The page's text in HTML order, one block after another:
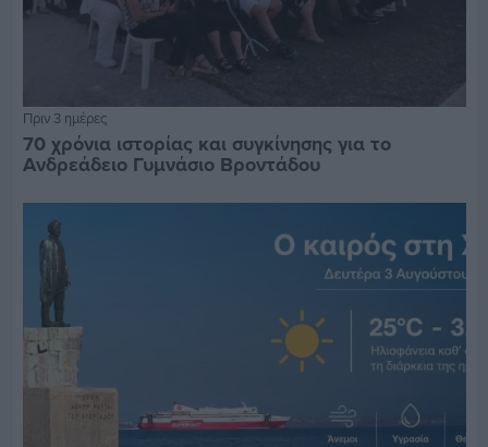
Πριν 3 ημέρες
70 χρόνια ιστορίας και συγκίνησης για το
Ανδρεάδειο Γυμνάσιο Βροντάδου